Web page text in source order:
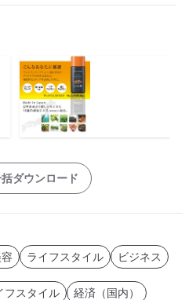
ダウンロード
ライフスタイル ビジネス
フスタイル 経済（国内）